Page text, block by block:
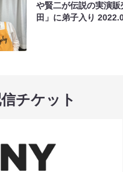
や賢二が伝説の実演
田」に弟子入り
チケット